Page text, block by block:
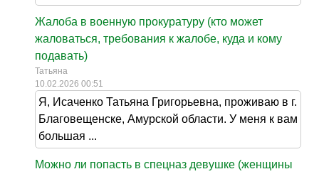
Жалоба в военную прокуратуру (кто может
жаловаться, требования к жалобе, куда и кому
подавать)
Татьяна
10.02.2026 00:51
Я, Исаченко Татьяна Григорьевна, проживаю в г.
Благовещенске, Амурской области. У меня к вам
большая ...
Можно ли попасть в спецназ девушке (женщины